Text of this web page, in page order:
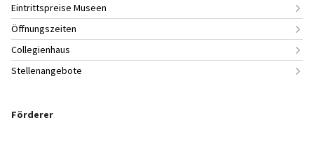
Eintrittspreise Museen
Öffnungszeiten
Collegienhaus
Stellenangebote
Förderer